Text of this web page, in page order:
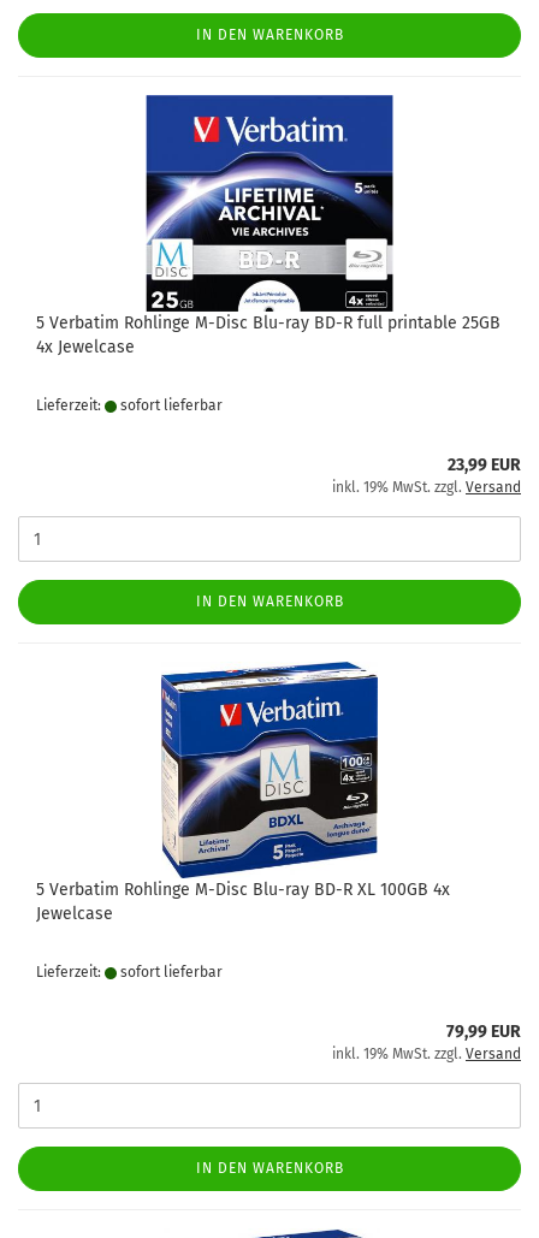
IN DEN WARENKORB
5 Verbatim Rohlinge M-Disc Blu-ray BD-R full printable 25GB
4x Jewelcase
Lieferzeit: sofort lie­fer­bar
23,99 EUR
inkl. 19% MwSt. zzgl. Versand
IN DEN WARENKORB
5 Verbatim Rohlinge M-Disc Blu-ray BD-R XL 100GB 4x
Jewelcase
Lieferzeit: sofort lie­fer­bar
79,99 EUR
inkl. 19% MwSt. zzgl. Versand
IN DEN WARENKORB